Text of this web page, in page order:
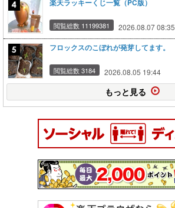
楽天ラッキーくじ一覧（PC版）
閲覧総数 11199381 2026.08.07 08:35
フロックスのこぼれが発芽してます。
閲覧総数 3184 2026.08.05 19:44
もっと見る